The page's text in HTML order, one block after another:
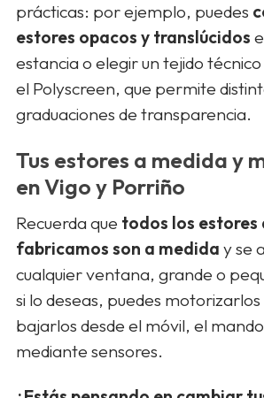
prácticas: por ejemplo, puedes
estores opacos y translúcidos
estancia o elegir un tejido
el Polyscreen, que permite
graduaciones de transparencia.
Tus estores a medida y
en Vigo y Porriño
Recuerda que todos los estores
fabricamos son a medida y se
cualquier ventana, grande o
si lo deseas, puedes
bajarlos desde el móvil, el
mediante sensores.